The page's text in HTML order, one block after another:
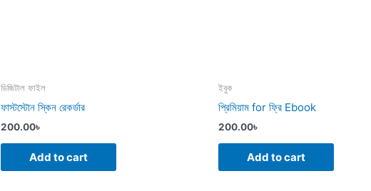
ডিজিটাল ফাইল
ফাস্টস্টোন স্কিন রেকর্ডার
200.00৳
Add to cart
ইবুক
প্রিমিয়াম for ফ্রি Ebook
200.00৳
Add to cart